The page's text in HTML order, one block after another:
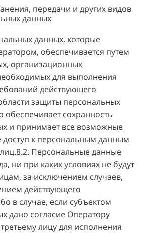
передачи и других видов
данных
данных, которые
обеспечивается путем
организационных
для выполнения
действующего
защиты персональных
обеспечивает сохранность
и принимает все возможные
к персональным данным
Персональные данные
ни при каких условиях не будут
за исключением случаев,
действующего
в случае, если субъектом
дано согласие Оператору
лицу для исполнения